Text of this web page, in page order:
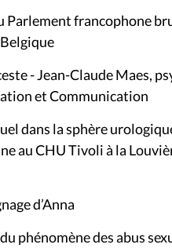
Parlement francophone
-Jean-Claude Maes,
et Communication
dans la sphère
au CHU Tivoli à la
d’Anna
phénomène des abus